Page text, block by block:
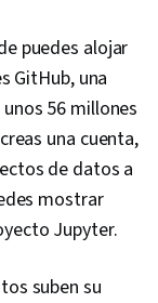
puedes alojar
GitHub, una
56 millones
una cuenta,
de datos a
mostrar
Jupyter.
suben su